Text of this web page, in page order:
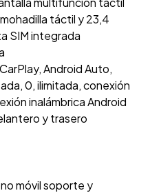
táctil y 23,4
SIM integrada
Android Auto,
0, ilimitada, conexión
inalámbrica Android
y trasero
móvil soporte y